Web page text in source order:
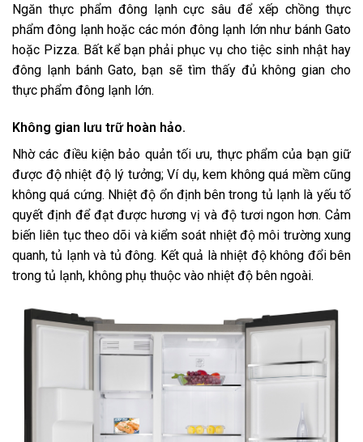
Ngăn thực phẩm đông lạnh cực sâu để xếp chồng thực
phẩm đông lạnh hoặc các món đông lạnh lớn như bánh Gato
hoặc Pizza. Bất kể bạn phải phục vụ cho tiệc sinh nhật hay
đông lạnh bánh Gato, bạn sẽ tìm thấy đủ không gian cho
thực phẩm đông lạnh lớn.
Không gian lưu trữ hoàn hảo.
Nhờ các điều kiện bảo quản tối ưu, thực phẩm của bạn giữ
được độ nhiệt độ lý tưởng; Ví dụ, kem không quá mềm cũng
không quá cứng. Nhiệt độ ổn định bên trong tủ lạnh là yếu tố
quyết định để đạt được hương vị và độ tươi ngon hơn. Cảm
biến liên tục theo dõi và kiểm soát nhiệt độ môi trường xung
quanh, tủ lạnh và tủ đông. Kết quả là nhiệt độ không đổi bên
trong tủ lạnh, không phụ thuộc vào nhiệt độ bên ngoài.